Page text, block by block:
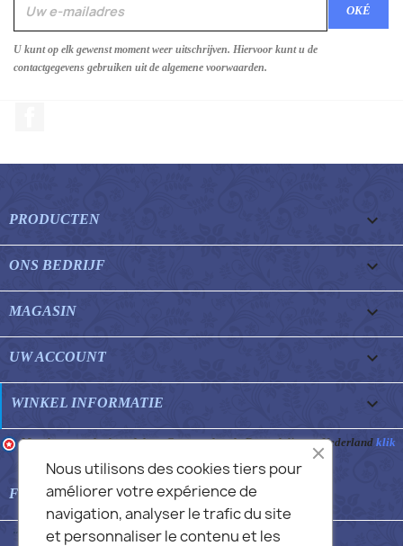
U kunt op elk gewenst moment weer uitschrijven. Hiervoor kunt u de
contactgegevens gebruiken uit de algemene voorwaarden.
PRODUCTEN 
ONS BEDRIJF 
MAGASIN 
UW ACCOUNT 
WINKEL INFORMATIE keyboard_arrow_down
Merchant goedgekeurd door Gegarandeerde Beoordelingen Nederland klik
hier om het attest te tonen
FEATURED FAQS 
© 2026 - Commans Alex
Nous utilisons des cookies tiers pour
améliorer votre expérience de
navigation, analyser le trafic du site
et personnaliser le contenu et les